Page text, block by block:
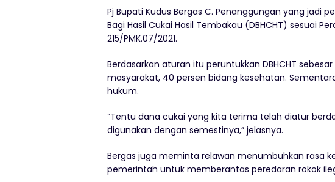
Pj Bupati Kudus Bergas C. Penanggungan yang jadi
Bagi Hasil Cukai Hasil Tembakau (DBHCHT) sesuai
215/PMK.07/2021.
Berdasarkan aturan itu peruntukkan DBHCHT
masyarakat, 40 persen bidang kesehatan.
hukum.
“Tentu dana cukai yang kita terima telah diatur
digunakan dengan semestinya,” jelasnya.
Bergas juga meminta relawan menumbuhkan rasa
pemerintah untuk memberantas peredaran rokok